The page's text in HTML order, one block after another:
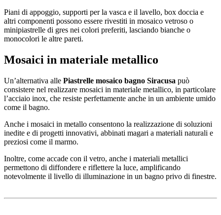
Piani di appoggio, supporti per la vasca e il lavello, box doccia e
altri componenti possono essere rivestiti in mosaico vetroso o
minipiastrelle di gres nei colori preferiti, lasciando bianche o
monocolori le altre pareti.
Mosaici in materiale metallico
Un’alternativa alle Piastrelle mosaico bagno Siracusa può
consistere nel realizzare mosaici in materiale metallico, in particolare
l’acciaio inox, che resiste perfettamente anche in un ambiente umido
come il bagno.
Anche i mosaici in metallo consentono la realizzazione di soluzioni
inedite e di progetti innovativi, abbinati magari a materiali naturali e
preziosi come il marmo.
Inoltre, come accade con il vetro, anche i materiali metallici
permettono di diffondere e riflettere la luce, amplificando
notevolmente il livello di illuminazione in un bagno privo di finestre.